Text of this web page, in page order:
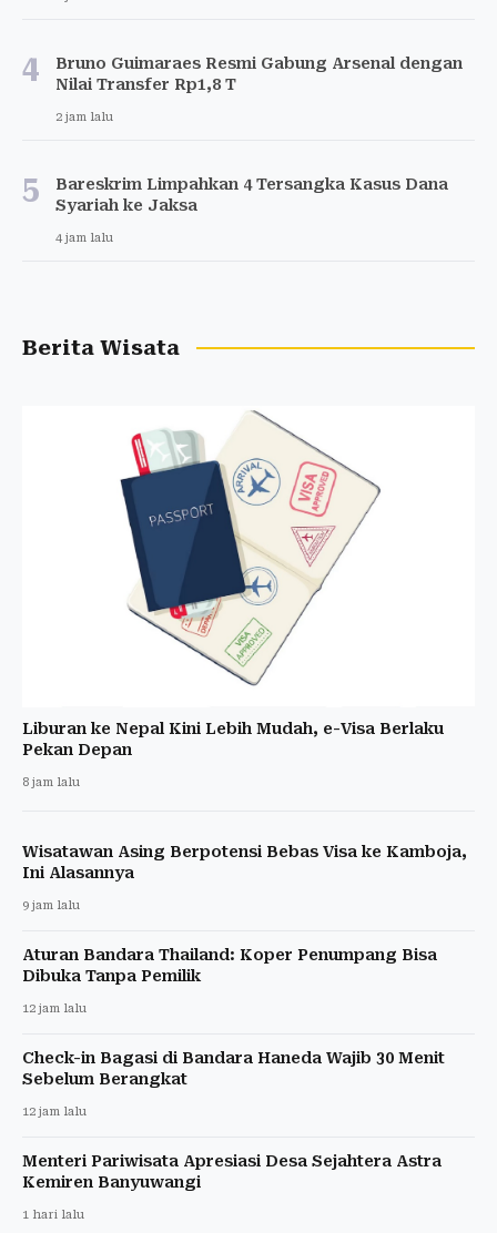
4
Bruno Guimaraes Resmi Gabung Arsenal dengan
Nilai Transfer Rp1,8 T
2 jam lalu
5
Bareskrim Limpahkan 4 Tersangka Kasus Dana
Syariah ke Jaksa
4 jam lalu
Berita Wisata
Liburan ke Nepal Kini Lebih Mudah, e-Visa Berlaku
Pekan Depan
8 jam lalu
Wisatawan Asing Berpotensi Bebas Visa ke Kamboja,
Ini Alasannya
9 jam lalu
Aturan Bandara Thailand: Koper Penumpang Bisa
Dibuka Tanpa Pemilik
12 jam lalu
Check-in Bagasi di Bandara Haneda Wajib 30 Menit
Sebelum Berangkat
12 jam lalu
Menteri Pariwisata Apresiasi Desa Sejahtera Astra
Kemiren Banyuwangi
1 hari lalu